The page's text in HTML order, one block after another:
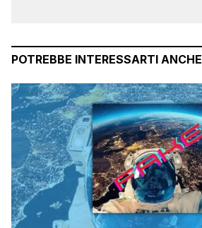
POTREBBE INTERESSARTI ANCHE